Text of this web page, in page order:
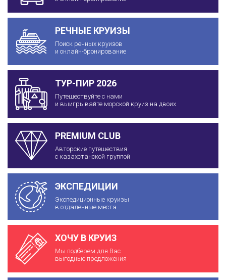
РЕЧНЫЕ КРУИЗЫ
Поиск речных круизов
и онлайн-бронирование
ТУР-ПИР 2026
Путешествуйте с нами
и выигрывайте морской круиз на двоих
PREMIUM CLUB
Авторские путешествия
с казахстанской группой
ЭКСПЕДИЦИИ
Экспедиционные круизы
в отдаленные места
ХОЧУ В КРУИЗ
Мы подберем для Вас
выгодные предложения